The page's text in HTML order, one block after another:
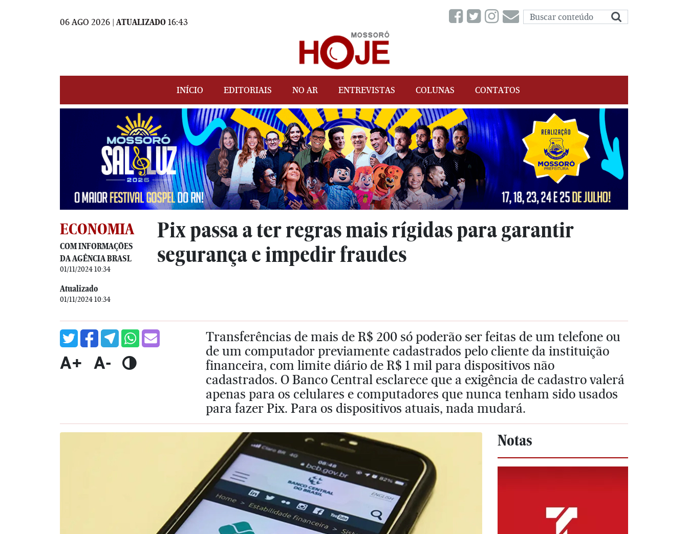
06 AGO 2026 | ATUALIZADO 16:43
INÍCIO EDITORIAIS NO AR ENTREVISTAS COLUNAS CONTATOS
ECONOMIA
COM INFORMAÇÕES
DA AGÊNCIA BRASL
01/11/2024 10:34
Atualizado
01/11/2024 10:34
Pix passa a ter regras mais rígidas para garantir
segurança e impedir fraudes
A+ A-
Transferências de mais de R$ 200 só poderão ser feitas de um telefone ou
de um computador previamente cadastrados pelo cliente da instituição
financeira, com limite diário de R$ 1 mil para dispositivos não
cadastrados. O Banco Central esclarece que a exigência de cadastro valerá
apenas para os celulares e computadores que nunca tenham sido usados
para fazer Pix. Para os dispositivos atuais, nada mudará.
Notas